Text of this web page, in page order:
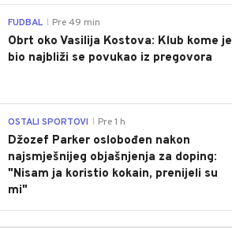
FUDBAL Pre 49 min
Obrt oko Vasilija Kostova: Klub kome je
bio najbliži se povukao iz pregovora
OSTALI SPORTOVI Pre 1 h
Džozef Parker oslobođen nakon
najsmješnijeg objašnjenja za doping:
"Nisam ja koristio kokain, prenijeli su
mi"